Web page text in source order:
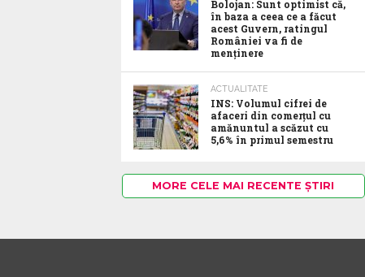
Bolojan: Sunt optimist că,
în baza a ceea ce a făcut
acest Guvern, ratingul
României va fi de
menținere
ACTUALITATE
INS: Volumul cifrei de
afaceri din comerțul cu
amănuntul a scăzut cu
5,6% în primul semestru
MORE CELE MAI RECENTE ȘTIRI